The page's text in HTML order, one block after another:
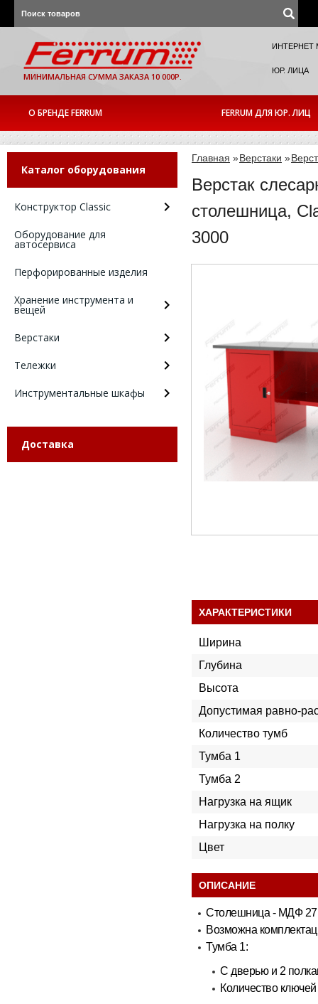
МИНИМАЛЬНАЯ СУММА ЗАКАЗА 10 000Р.
ИНТЕРНЕТ
ЮР. ЛИЦА
О БРЕНДЕ FERRUM FERRUM ДЛЯ ЮР. ЛИЦ
Каталог оборудования
Конструктор Classic
Оборудование для
автосервиса
Перфорированные изделия
Хранение инструмента и
вещей
Верстаки
Тележки
Инструментальные шкафы
Доставка
Главная »Верстаки »
Верстак
столешница,
3000
ХАРАКТЕРИСТИКИ
Ширина
Глубина
Высота
Допустимая равно-
Количество тумб
Тумба 1
Тумба 2
Нагрузка на ящик
Нагрузка на полку
Цвет
ОПИСАНИЕ
Столешница - МДФ
Возможна
Тумба 1:
С дверью и 2
Количество